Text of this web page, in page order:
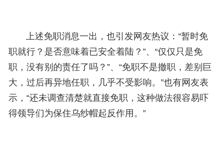
上述免职消息一出，也引发网友热议：“暂时免
职就行？是否意味着已安全着陆？”、“仅仅只是免
职，没有别的责任了吗？”、“免职不是撤职，差别巨
大，过后再异地任职，几乎不受影响。”也有网友表
示，“还未调查清楚就直接免职，这种做法很容易吓
得领导们为保住乌纱帽起反作用。”